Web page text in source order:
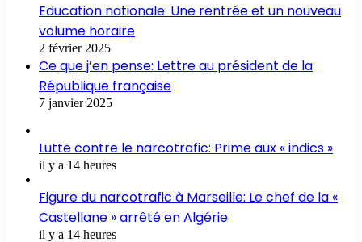
Education nationale: Une rentrée et un nouveau
volume horaire
2 février 2025
Ce que j’en pense: Lettre au président de la
République française
7 janvier 2025
Lutte contre le narcotrafic: Prime aux « indics »
il y a 14 heures
Figure du narcotrafic à Marseille: Le chef de la «
Castellane » arrêté en Algérie
il y a 14 heures